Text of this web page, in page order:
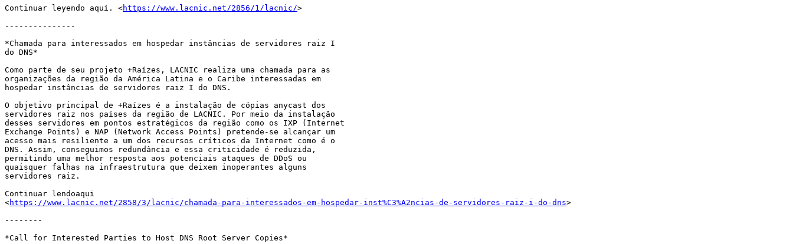
Continuar leyendo aquí. <https://www.lacnic.net/2856/1/lacnic/>
---------------
*Chamada para interessados em hospedar instâncias de servidores raiz I
do DNS*
Como parte de seu projeto +Raízes, LACNIC realiza uma chamada para as
organizações da região da América Latina e o Caribe interessadas em
hospedar instâncias de servidores raiz I do DNS.
O objetivo principal de +Raízes é a instalação de cópias anycast dos
servidores raiz nos países da região de LACNIC. Por meio da instalação
desses servidores em pontos estratégicos da região como os IXP (Internet
Exchange Points) e NAP (Network Access Points) pretende-se alcançar um
acesso mais resiliente a um dos recursos críticos da Internet como é o
DNS. Assim, conseguimos redundância e essa criticidade é reduzida,
permitindo uma melhor resposta aos potenciais ataques de DDoS ou
quaisquer falhas na infraestrutura que deixem inoperantes alguns
servidores raiz.
Continuar lendoaqui
<https://www.lacnic.net/2858/3/lacnic/chamada-para-interessados-em-hospedar-inst%C3%A2ncias-de-servidores-raiz-i-do-dns>
--------
*Call for Interested Parties to Host DNS Root Server Copies*